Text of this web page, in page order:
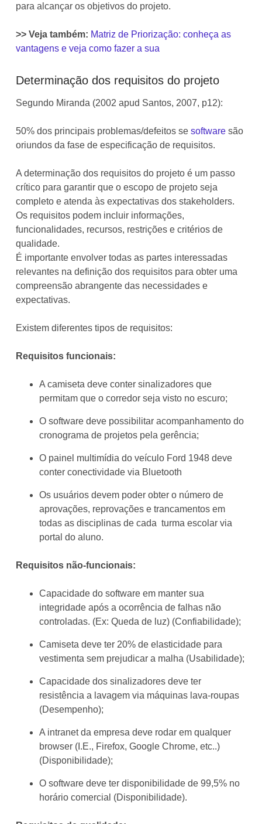
para alcançar os objetivos do projeto.
>> Veja também: Matriz de Priorização: conheça as
vantagens e veja como fazer a sua
Determinação dos requisitos do projeto
Segundo Miranda (2002 apud Santos, 2007, p12):
50% dos principais problemas/defeitos se software são
oriundos da fase de especificação de requisitos.
A determinação dos requisitos do projeto é um passo
crítico para garantir que o escopo de projeto seja
completo e atenda às expectativas dos stakeholders.
Os requisitos podem incluir informações,
funcionalidades, recursos, restrições e critérios de
qualidade.
É importante envolver todas as partes interessadas
relevantes na definição dos requisitos para obter uma
compreensão abrangente das necessidades e
expectativas.
Existem diferentes tipos de requisitos:
Requisitos funcionais:
A camiseta deve conter sinalizadores que
permitam que o corredor seja visto no escuro;
O software deve possibilitar acompanhamento do
cronograma de projetos pela gerência;
O painel multimídia do veículo Ford 1948 deve
conter conectividade via Bluetooth
Os usuários devem poder obter o número de
aprovações, reprovações e trancamentos em
todas as disciplinas de cada turma escolar via
portal do aluno.
Requisitos não-funcionais:
Capacidade do software em manter sua
integridade após a ocorrência de falhas não
controladas. (Ex: Queda de luz) (Confiabilidade);
Camiseta deve ter 20% de elasticidade para
vestimenta sem prejudicar a malha (Usabilidade);
Capacidade dos sinalizadores deve ter
resistência a lavagem via máquinas lava-roupas
(Desempenho);
A intranet da empresa deve rodar em qualquer
browser (I.E., Firefox, Google Chrome, etc..)
(Disponibilidade);
O software deve ter disponibilidade de 99,5% no
horário comercial (Disponibilidade).